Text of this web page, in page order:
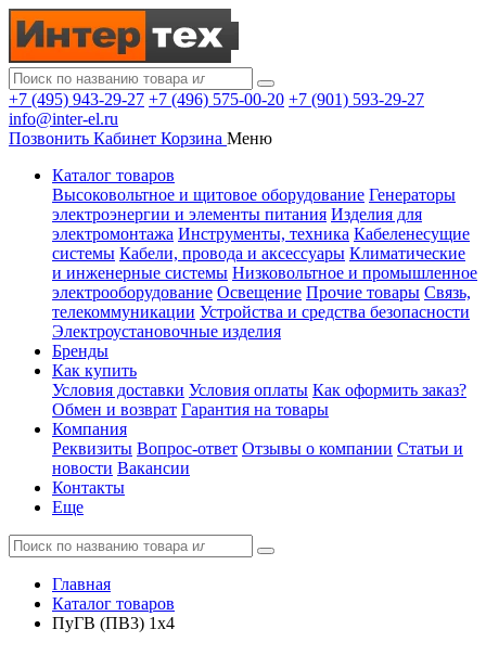
+7 (495) 943-29-27 +7 (496) 575-00-20 +7 (901) 593-29-27
info@inter-el.ru
Позвонить Кабинет Корзина Меню
Каталог товаров
Высоковольтное и щитовое оборудование Генераторы
электроэнергии и элементы питания Изделия для
электромонтажа Инструменты, техника Кабеленесущие
системы Кабели, провода и аксессуары Климатические
и инженерные системы Низковольтное и промышленное
электрооборудование Освещение Прочие товары Связь,
телекоммуникации Устройства и средства безопасности
Электроустановочные изделия
Бренды
Как купить
Условия доставки Условия оплаты Как оформить заказ?
Обмен и возврат Гарантия на товары
Компания
Реквизиты Вопрос-ответ Отзывы о компании Статьи и
новости Вакансии
Контакты
Еще
Главная
Каталог товаров
ПуГВ (ПВ3) 1x4